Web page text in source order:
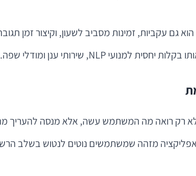
גם עקביות, זמינות מסביב לשעון, וקיצור זמן
מזהה שמשתמשים נוטים לנטוש בשלב